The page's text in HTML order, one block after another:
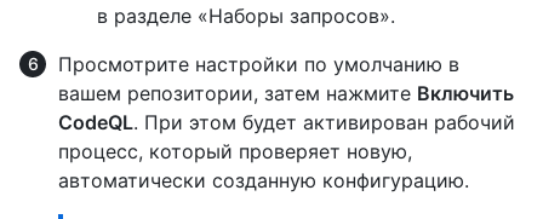
в разделе «Наборы запросов».
Просмотрите настройки по умолчанию в
вашем репозитории, затем нажмите Включить
CodeQL. При этом будет активирован рабочий
процесс, который проверяет новую,
автоматически созданную конфигурацию.